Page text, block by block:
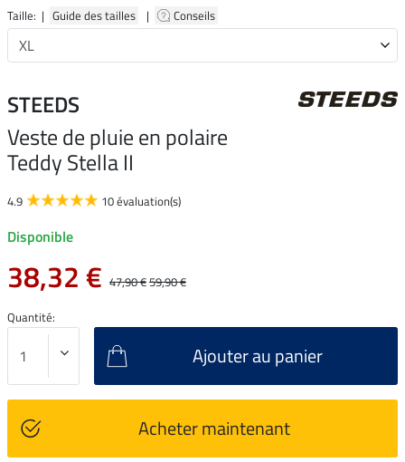
Taille: | Guide des tailles | Conseils
STEEDS
Veste de pluie en polaire
Teddy Stella II
4.9 10 évaluation(s)
Disponible
38,32 € 47,90 €59,90 €
Quantité:
Ajouter au panier
Acheter maintenant